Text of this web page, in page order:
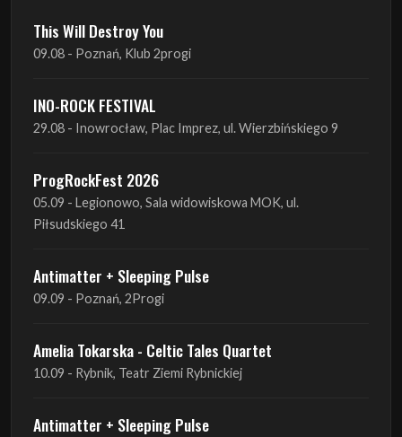
This Will Destroy You
09.08 - Poznań, Klub 2progi
INO-ROCK FESTIVAL
29.08 - Inowrocław, Plac Imprez, ul. Wierzbińskiego 9
ProgRockFest 2026
05.09 - Legionowo, Sala widowiskowa MOK, ul.
Piłsudskiego 41
Antimatter + Sleeping Pulse
09.09 - Poznań, 2Progi
Amelia Tokarska - Celtic Tales Quartet
10.09 - Rybnik, Teatr Ziemi Rybnickiej
Antimatter + Sleeping Pulse